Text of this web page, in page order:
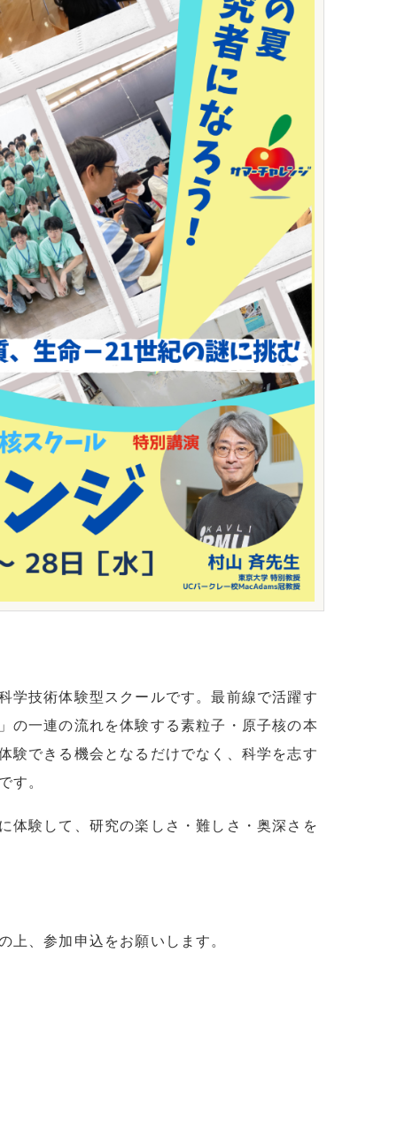
学技術体験型スクールです。最前線で活躍す
の一連の流れを体験する素粒子・原子核の本
験できる機会となるだけでなく、科学を志す
す。
体験して、研究の楽しさ・難しさ・奥深さを
上、参加申込をお願いします。